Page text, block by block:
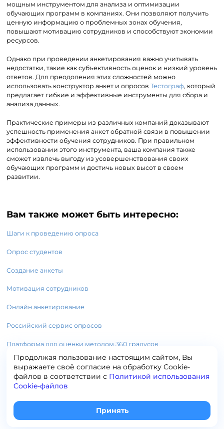
мощным инструментом для анализа и оптимизации
обучающих программ в компаниях. Они позволяют получить
ценную информацию о проблемных зонах обучения,
повышают мотивацию сотрудников и способствуют экономии
ресурсов.
Однако при проведении анкетирования важно учитывать
недостатки, такие как субъективность оценок и низкий уровень
ответов. Для преодоления этих сложностей можно
использовать конструктор анкет и опросовТестограф, который
предлагает гибкие и эффективные инструменты для сбора и
анализа данных.
Практические примеры из различных компаний доказывают
успешность применения анкет обратной связи в повышении
эффективности обучения сотрудников. При правильном
использовании этого инструмента, ваша компания также
сможет извлечь выгоду из усовершенствования своих
обучающих программ и достичь новых высот в своем
развитии.
Вам также может быть интересно:
Шаги к проведению опроса
Опрос студентов
Создание анкеты
Мотивация сотрудников
Онлайн анкетирование
Российский сервис опросов
Платформа для оценки методом 360 градусов
+7 (495) 120-65-19
info@testograf.ru
2014-2026права защищены
Продолжая пользование настоящим сайтом, Вы
выражаете своё согласие на обработку Сookie-
файлов в соответствии с Политикой использования
Cookie-файлов
Принять